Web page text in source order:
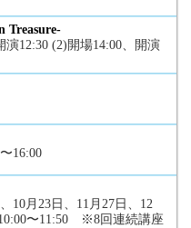
Treasure-
演12:30 (2)開場14:00、開演
16:00
10月23日、11月27日、12
10:00〜11:50 ※8回連続講座